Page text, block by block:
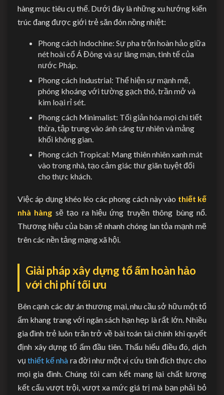
hàng mục tiêu cụ thể. Dưới đây là những xu hướng kiến
trúc đang được giới trẻ săn đón nồng nhiệt:
Phong cách Indochine: Sự pha trộn hoàn hảo giữa
nét hoài cổ Á Đông và sự lãng mạn, tinh tế của
nước Pháp.
Phong cách Industrial: Thể hiện sự mạnh mẽ,
phóng khoáng với tường gạch thô, trần mở và
kim loại rỉ sét.
Phong cách Minimalist: Tối giản hóa mọi chi tiết
thừa, tập trung vào ánh sáng tự nhiên và mảng
khối không gian.
Phong cách Tropical: Mang thiên nhiên xanh mát
vào trong nhà, tạo cảm giác thư giãn tuyệt đối
cho thực khách.
Việc áp dụng khéo léo các phong cách này vào thiết kế
nhà hàng sẽ tạo ra hiệu ứng truyền thông bùng nổ.
Thương hiệu của bạn sẽ nhanh chóng lan tỏa mạnh mẽ
trên các nền tảng mạng xã hội.
Giải pháp xây dựng tổ ấm hoàn hảo
với chi phí tối ưu
Bên cạnh các dự án thương mại, nhu cầu sở hữu một tổ
ấm khang trang với ngân sách hạn hẹp là rất lớn. Nhiều
gia đình trẻ luôn trăn trở về bài toán tài chính khi quyết
định xây dựng tổ ấm đầu tiên. Thấu hiểu điều đó, dịch
vụthiết kế nhà ra đời như một vị cứu tinh đích thực cho
mọi gia đình. Chúng tôi cam kết mang lại chất lượng
kết cấu vượt trội, vượt xa mức giá trị mà bạn phải bỏ